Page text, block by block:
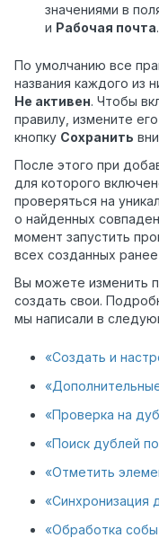
значениями в
и Рабочая почта.
По умолчанию все
названия каждого из
Не активен. Чтобы
правилу, измените
кнопку Сохранить
После этого при
для которого
проверяться на
о найденных
момент запустить
всех созданных
Вы можете изменить
создать свои.
мы написали в
«Создать и
«Проверка на
«Поиск дублей
«Отметить
«Синхронизация
«Обработка